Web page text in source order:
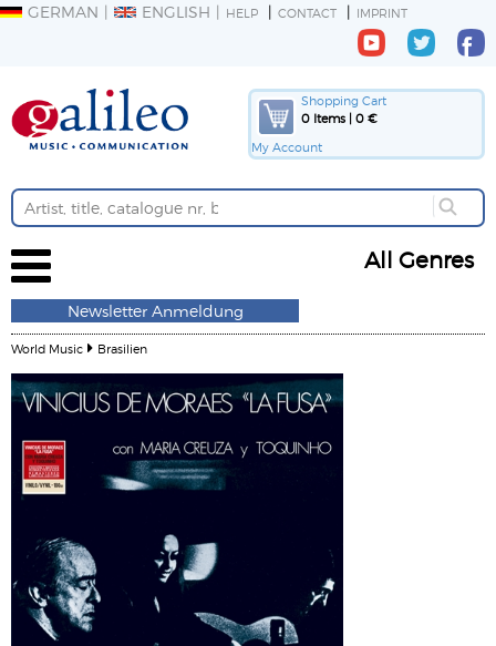
GERMAN ENGLISH HELP CONTACT IMPRINT
Shopping Cart
0 Items | 0 €
My Account
All Genres
Newsletter Anmeldung
World Music Brasilien